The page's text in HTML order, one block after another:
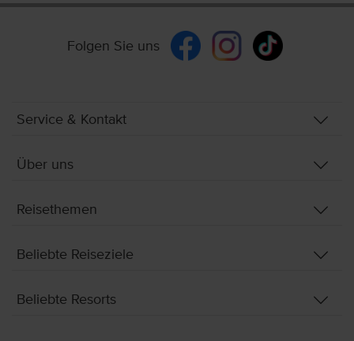
Folgen Sie uns
Service & Kontakt
Über uns
Reisethemen
Beliebte Reiseziele
Beliebte Resorts